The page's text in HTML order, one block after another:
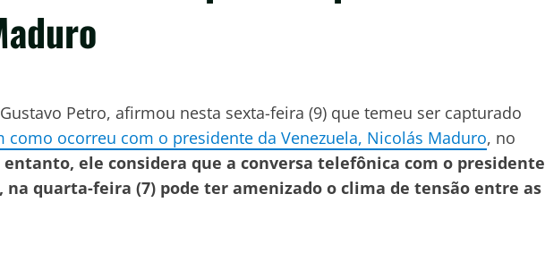
Petro, afirmou nesta sexta-feira (9) que temeu ser capturado
como ocorreu com o presidente da Venezuela, Nicolás Maduro, no
entanto, ele considera que a conversa telefônica com o presidente
na quarta-feira (7) pode ter amenizado o clima de tensão entre as